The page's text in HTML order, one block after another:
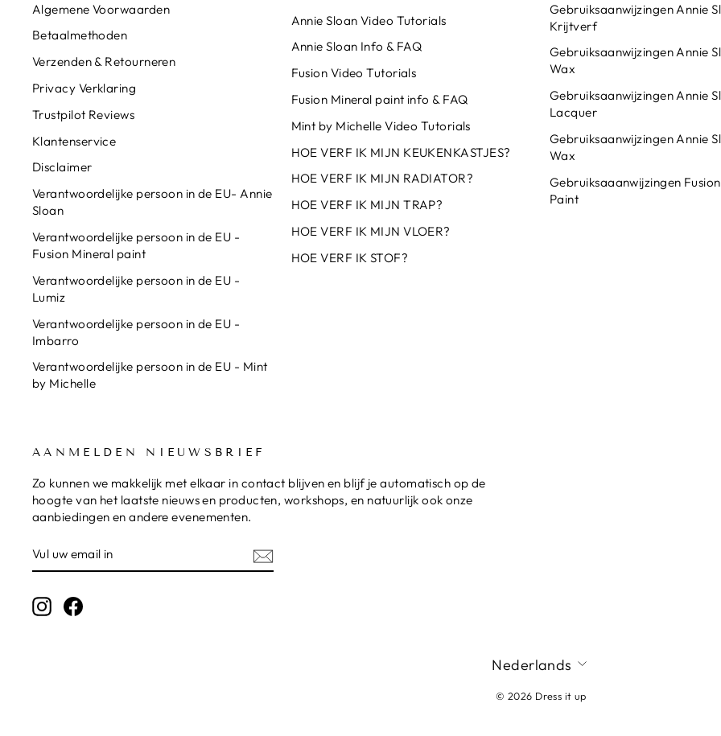
Algemene Voorwaarden
Betaalmethoden
Verzenden & Retourneren
Privacy Verklaring
Trustpilot Reviews
Klantenservice
Disclaimer
Verantwoordelijke persoon in de EU- Annie
Sloan
Verantwoordelijke persoon in de EU -
Fusion Mineral paint
Verantwoordelijke persoon in de EU -
Lumiz
Verantwoordelijke persoon in de EU -
Imbarro
Verantwoordelijke persoon in de EU - Mint
by Michelle
Annie Sloan Video Tutorials
Annie Sloan Info & FAQ
Fusion Video Tutorials
Fusion Mineral paint info & FAQ
Mint by Michelle Video Tutorials
HOE VERF IK MIJN KEUKENKASTJES?
HOE VERF IK MIJN RADIATOR?
HOE VERF IK MIJN TRAP?
HOE VERF IK MIJN VLOER?
HOE VERF IK STOF?
Gebruiksaanwijzingen Annie
Krijtverf
Gebruiksaanwijzingen Annie
Wax
Gebruiksaanwijzingen Annie
Lacquer
Gebruiksaanwijzingen Annie
Wax
Gebruiksaaanwijzingen
Paint
AANMELDEN NIEUWSBRIEF
Zo kunnen we makkelijk met elkaar in contact blijven en blijf je automatisch op de
hoogte van het laatste nieuws en producten, workshops, en natuurlijk ook onze
aanbiedingen en andere evenementen.
UW
EMAIL
InstagramFacebook
Nederlands
© 2026 Dress it up